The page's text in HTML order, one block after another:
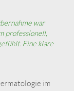
war
professionell,
Eine klare
im